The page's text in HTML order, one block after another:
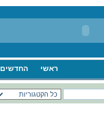
ראשי החדשים